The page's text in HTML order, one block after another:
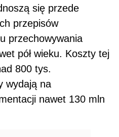
się przede
przepisów
przechowywania
pół wieku. Koszty tej
800 tys.
wydają na
nawet 130 mln